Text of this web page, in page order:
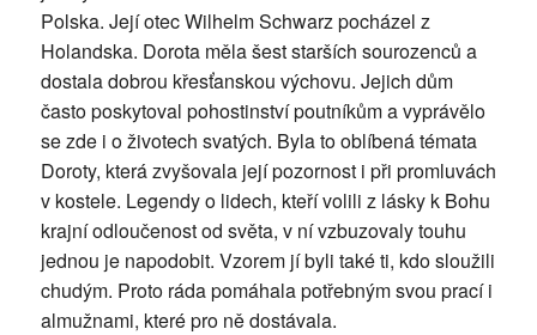
Polska. Její otec Wilhelm Schwarz pocházel z
Holandska. Dorota měla šest starších sourozenců a
dostala dobrou křesťanskou výchovu. Jejich dům
často poskytoval pohostinství poutníkům a vyprávělo
se zde i o životech svatých. Byla to oblíbená témata
Doroty, která zvyšovala její pozornost i při promluvách
v kostele. Legendy o lidech, kteří volili z lásky k Bohu
krajní odloučenost od světa, v ní vzbuzovaly touhu
jednou je napodobit. Vzorem jí byli také ti, kdo sloužili
chudým. Proto ráda pomáhala potřebným svou prací i
almužnami, které pro ně dostávala.